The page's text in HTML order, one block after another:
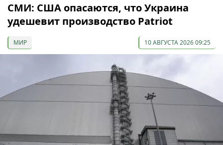
СМИ: США опасаются, что Украина
удешевит производство Patriot
МИР 10 АВГУСТА 2026 09:25